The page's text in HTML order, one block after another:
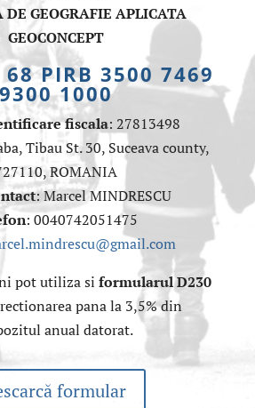
GEOGRAFIE APLICATA
GEOCONCEPT
PIRB 3500 7469
9300 1000
fiscala: 27813498
Tibau St. 30, Suceava county,
ROMANIA
: Marcel MINDRESCU
: 0040742051475
pot utiliza si formularul D230
pana la 3,5% din
anual datorat.
formular